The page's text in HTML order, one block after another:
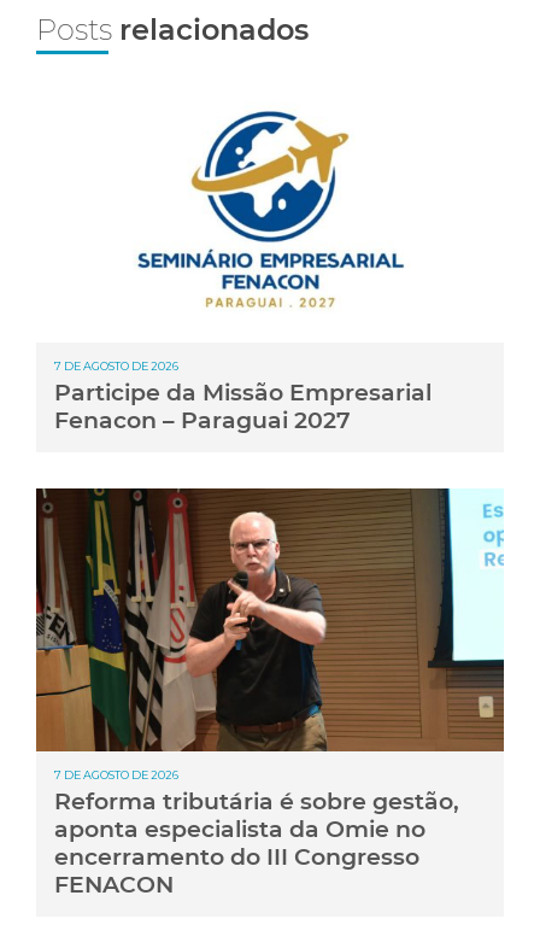
Posts relacionados
7 DE AGOSTO DE 2026
Participe da Missão Empresarial
Fenacon – Paraguai 2027
7 DE AGOSTO DE 2026
Reforma tributária é sobre gestão,
aponta especialista da Omie no
encerramento do III Congresso
FENACON